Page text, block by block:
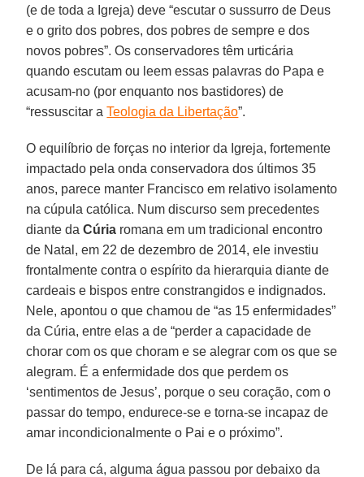
(e de toda a Igreja) deve “escutar o sussurro de Deus
e o grito dos pobres, dos pobres de sempre e dos
novos pobres”. Os conservadores têm urticária
quando escutam ou leem essas palavras do Papa e
acusam-no (por enquanto nos bastidores) de
“ressuscitar aTeologia da Libertação”.
O equilíbrio de forças no interior da Igreja, fortemente
impactado pela onda conservadora dos últimos 35
anos, parece manter Francisco em relativo isolamento
na cúpula católica. Num discurso sem precedentes
diante daCúria romana em um tradicional encontro
de Natal, em 22 de dezembro de 2014, ele investiu
frontalmente contra o espírito da hierarquia diante de
cardeais e bispos entre constrangidos e indignados.
Nele, apontou o que chamou de “as 15 enfermidades”
da Cúria, entre elas a de “perder a capacidade de
chorar com os que choram e se alegrar com os que se
alegram. É a enfermidade dos que perdem os
‘sentimentos de Jesus’, porque o seu coração, com o
passar do tempo, endurece-se e torna-se incapaz de
amar incondicionalmente o Pai e o próximo”.
De lá para cá, alguma água passou por debaixo da